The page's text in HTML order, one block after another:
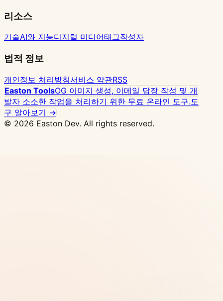
리소스
기술AI와 지능디지털 미디어태그작성자
법적 정보
개인정보 처리방침서비스 약관RSS
Easton ToolsOG 이미지 생성, 이메일 답장 작성 및 개
발자 소소한 작업을 처리하기 위한 무료 온라인 도구.도
구 알아보기 →
© 2026 Easton Dev. All rights reserved.